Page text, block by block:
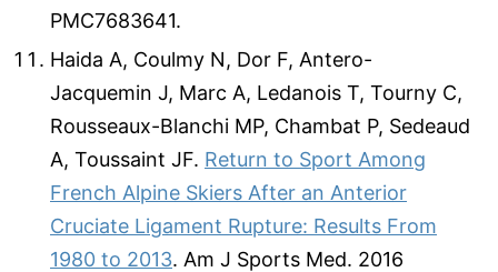
PMC7683641.
Haida A, Coulmy N, Dor F, Antero-
Jacquemin J, Marc A, Ledanois T, Tourny C,
Rousseaux-Blanchi MP, Chambat P, Sedeaud
A, Toussaint JF. Return to Sport Among
French Alpine Skiers After an Anterior
Cruciate Ligament Rupture: Results From
1980 to 2013. Am J Sports Med. 2016